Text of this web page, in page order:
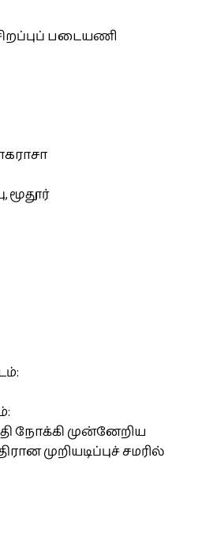
படையணி
மூதூர்
நோக்கி முன்னேறிய
முறியடிப்புச் சமரில்